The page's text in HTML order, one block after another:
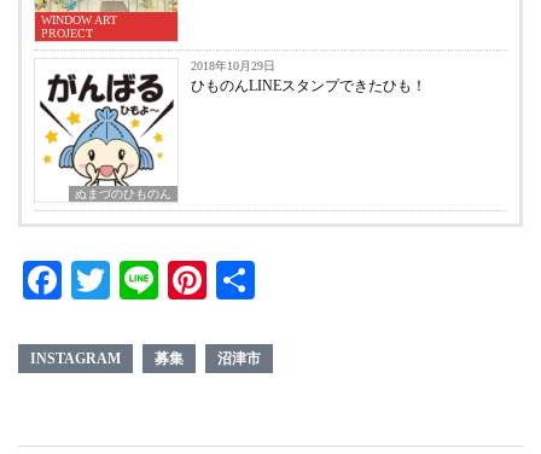
WINDOW ART
PROJECT
ぬまづのひものん
2018年10月29日
ひものんLINEスタンプできたひも！
Facebook
TwitterLinePinterest
INSTAGRAM 募集 沼津市